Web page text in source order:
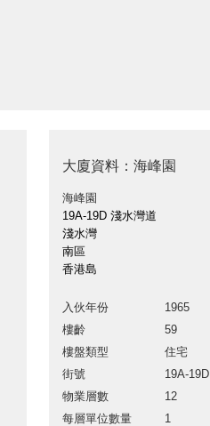
大廈資料：海峰園
海峰園
19A-19D 淺水灣道
淺水灣
南區
香港島
入伙年份
1965
樓齡
59
樓盤類型
住宅
街號
19A-19D
物業層數
12
每層單位數量
1